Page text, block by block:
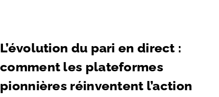
L’évolution du pari en direct :
comment les plateformes
pionnières réinventent l’action